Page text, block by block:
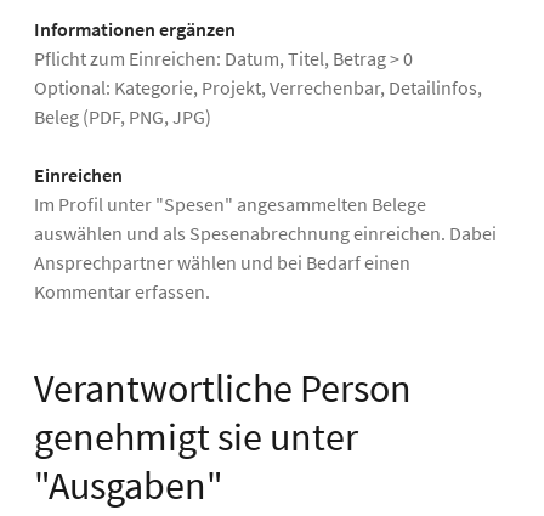
Informationen ergänzen
Pflicht zum Einreichen: Datum, Titel, Betrag > 0
Optional: Kategorie, Projekt, Verrechenbar, Detailinfos,
Beleg (PDF, PNG, JPG)
Einreichen
Im Profil unter "Spesen" angesammelten Belege
auswählen und als Spesenabrechnung einreichen. Dabei
Ansprechpartner wählen und bei Bedarf einen
Kommentar erfassen.
Verantwortliche Person
genehmigt sie unter
"Ausgaben"